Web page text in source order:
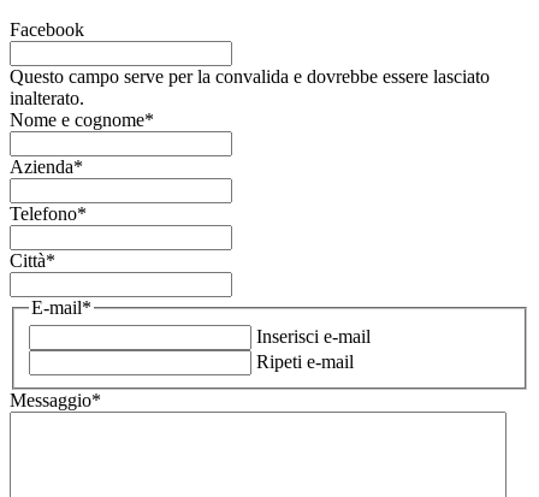
Facebook
Questo campo serve per la convalida e dovrebbe essere lasciato
inalterato.
Nome e cognome*
Azienda*
Telefono*
Città*
E-mail*
Inserisci e-mail
Ripeti e-mail
Messaggio*